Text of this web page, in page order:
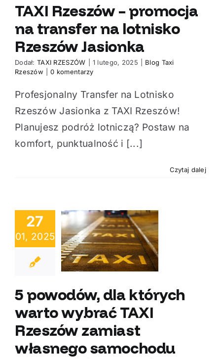
TAXI Rzeszów – promocja
na transfer na lotnisko
Rzeszów Jasionka
Dodał:TAXI RZESZÓW 1 lutego, 2025
Blog Taxi
Rzeszów
0 komentarzy
Profesjonalny Transfer na Lotnisko
Rzeszów Jasionka z TAXI Rzeszów!
Planujesz podróż lotniczą? Postaw na
komfort, punktualność i [...]
Czytaj dalej
27
01, 2025
dla
warto
TAXI
zamiast
5 powodów, dla których
warto wybrać TAXI
Rzeszów zamiast
własnego samochodu